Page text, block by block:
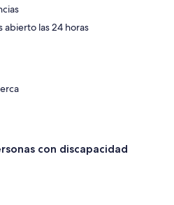
las 24 horas
con discapacidad